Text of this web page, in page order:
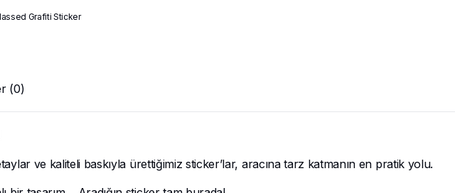
Grafiti Sticker
(0)
ve kaliteli baskıyla ürettiğimiz sticker’lar, aracına tarz katmanın en pratik yolu.